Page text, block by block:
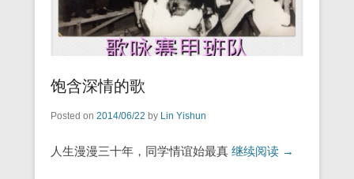
饱含深情的歌
Posted on 2014/06/22 by Lin Yishun
人生漫漫三十年，同学情谊始最真 继续阅读 →